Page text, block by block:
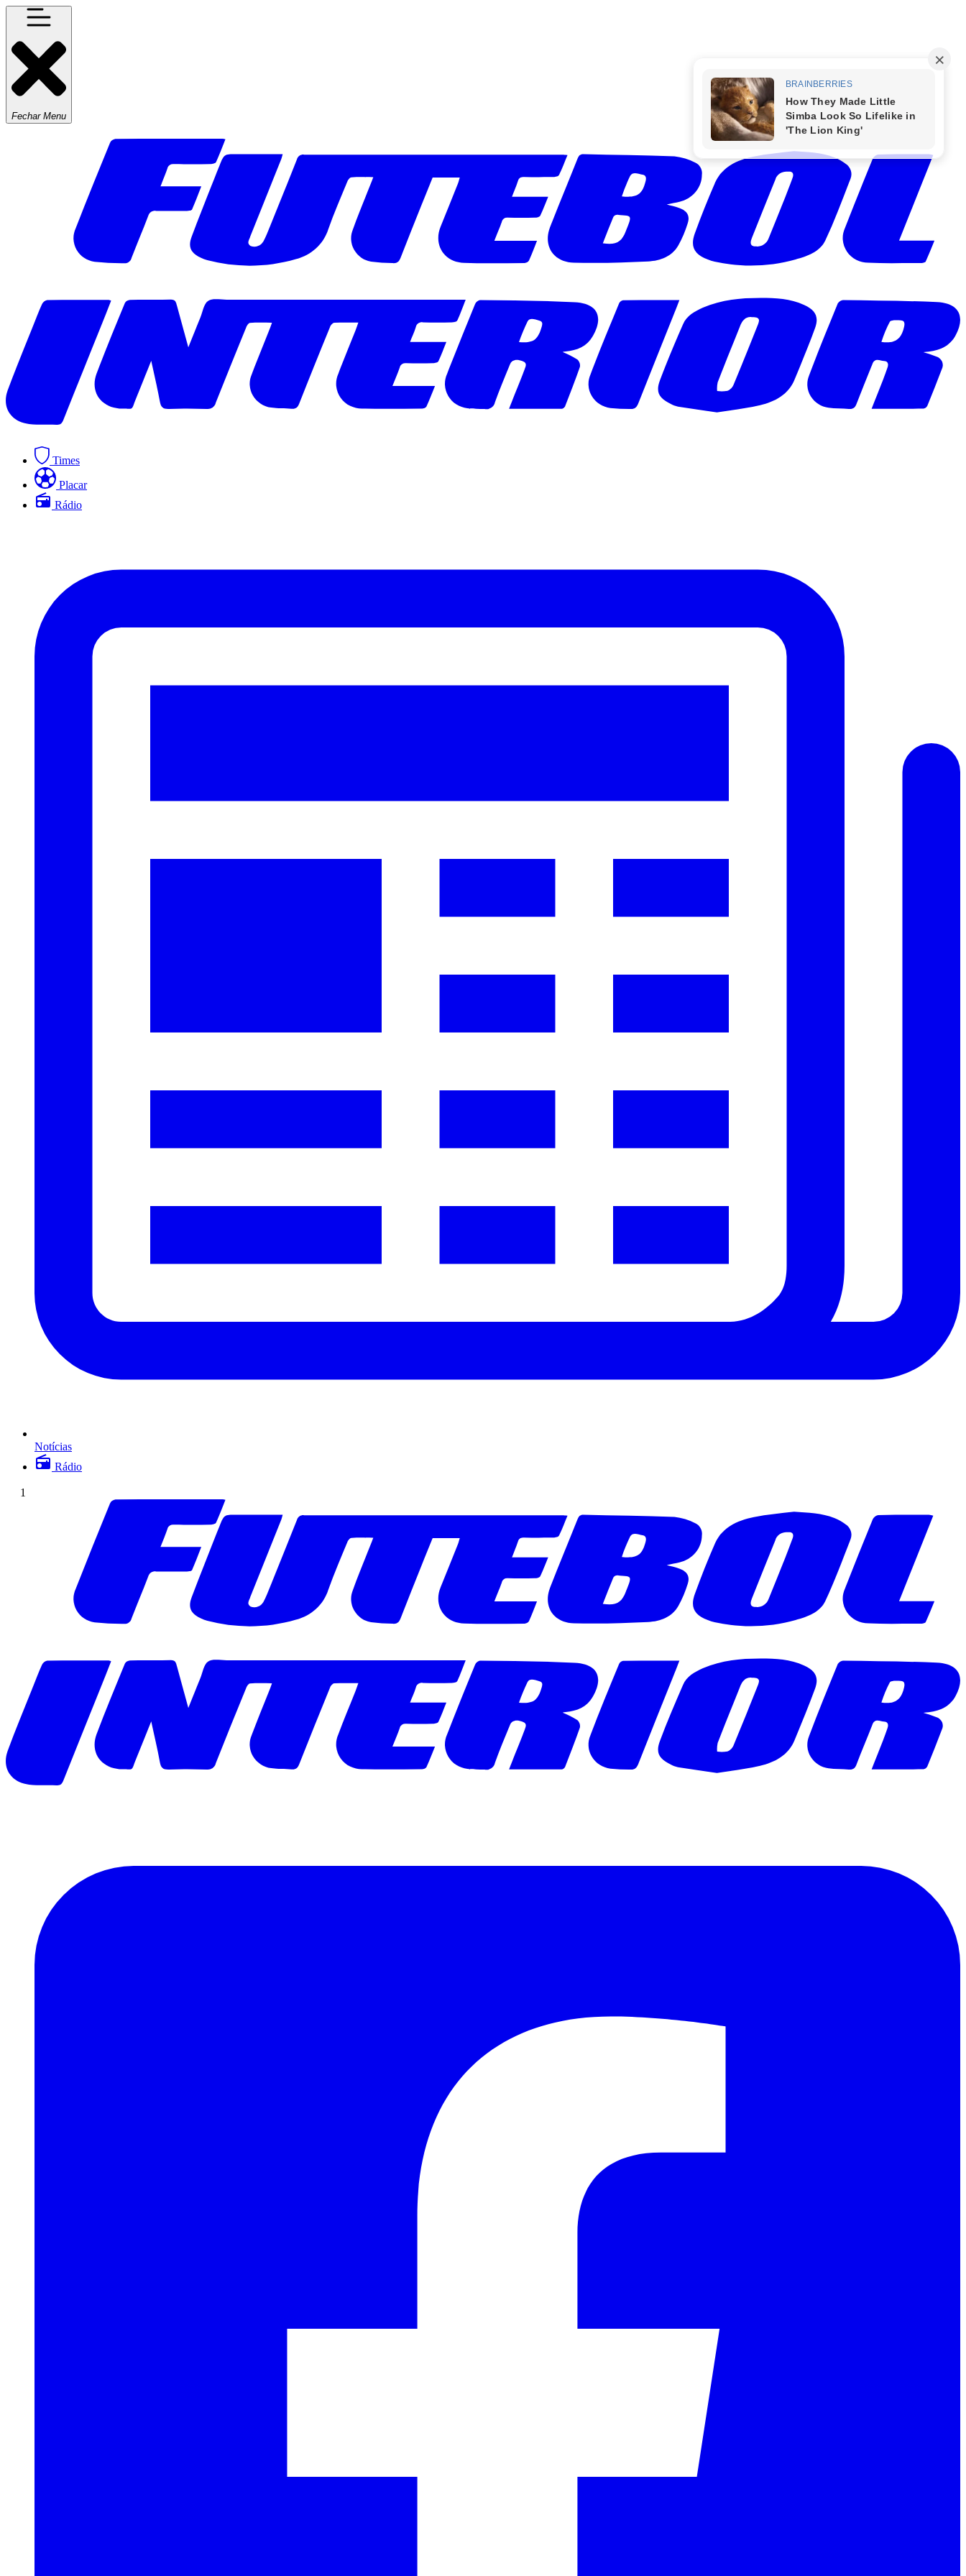
Fechar Menu
Times
Placar
Rádio
Notícias
Rádio
1